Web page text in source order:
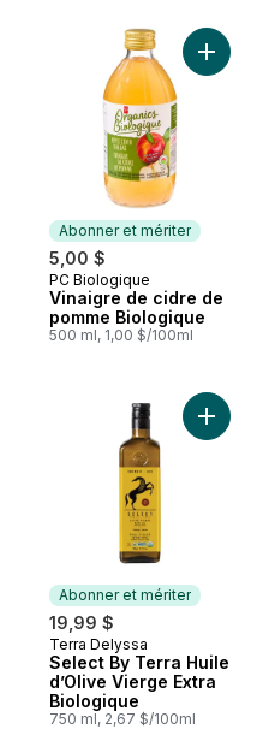
Abonner et mériter
5,00 $
Abonner et mériter
PC Biologique
Vinaigre de cidre de
pomme Biologique
500 ml, 1,00 $/100ml
Abonner et mériter
19,99 $
Abonner et mériter
Terra Delyssa
Select By Terra Huile
d’Olive Vierge Extra
Biologique
750 ml, 2,67 $/100ml